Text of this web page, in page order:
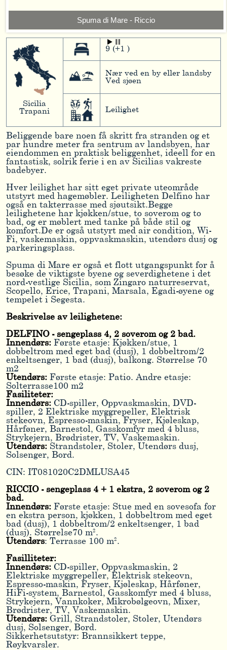
Spuma di Mare - Riccio
Sicilia
Trapani
9 (+1 )
Nær ved en by eller landsby
Ved sjøen
Leilighet
Beliggende bare noen få skritt fra stranden og et
par hundre meter fra sentrum av landsbyen, har
eiendommen en praktisk beliggenhet, ideell for en
fantastisk, solrik ferie i en av Sicilias vakreste
badebyer.
Hver leilighet har sitt eget private uteområde
utstyrt med hagemøbler. Leiligheten Delfino har
også en takterrasse med sjøutsikt.Begge
leilighetene har kjøkken/stue, to soverom og to
bad, og er møblert med tanke på både stil og
komfort.De er også utstyrt med air condition, Wi-
Fi, vaskemaskin, oppvaskmaskin, utendørs dusj og
parkeringsplass.
Spuma di Mare er også et flott utgangspunkt for å
besøke de viktigste byene og severdighetene i det
nord-vestlige Sicilia, som Zingaro naturreservat,
Scopello, Erice, Trapani, Marsala, Egadi-øyene og
tempelet i Segesta.
Beskrivelse av leilighetene:
DELFINO - sengeplass 4, 2 soverom og 2 bad.
Innendørs:Første etasje: Kjøkken/stue, 1
dobbeltrom med eget bad (dusj), 1 dobbeltrom/2
enkeltsenger, 1 bad (dusj), balkong. Størrelse 70
m2
Utendørs:Første etasje: Patio. Andre etasje:
Solterrasse100 m2
Fasiliteter:
Innendørs:CD-spiller, Oppvaskmaskin, DVD-
spiller, 2 Elektriske myggrepeller, Elektrisk
stekeovn, Espresso-maskin, Fryser, Kjøleskap,
Hårføner, Barnestol, Gasskomfyr med 4 bluss,
Strykejern, Brødrister, TV, Vaskemaskin.
Utendørs:Strandstoler, Stoler, Utendørs dusj,
Solsenger, Bord.
CIN: IT081020C2DMLUSA45
RICCIO - sengeplass 4 + 1 ekstra, 2 soverom og 2
bad.
Innendørs:Første etasje: Stue med en sovesofa for
en ekstra person, kjøkken, 1 dobbeltrom med eget
bad (dusj), 1 dobbeltrom/2 enkeltsenger, 1 bad
(dusj). Størrelse70 m².
Utendørs: Terrasse 100 m².
Fasilliteter:
Innendørs:CD-spiller, Oppvaskmaskin, 2
Elektriske myggrepeller, Elektrisk stekeovn,
Espresso-maskin, Fryser, Kjøleskap, Hårføner,
HiFi-system, Barnestol, Gasskomfyr med 4 bluss,
Strykejern, Vannkoker, Mikrobølgeovn, Mixer,
Brødrister, TV, Vaskemaskin.
Utendørs:Grill, Strandstoler, Stoler, Utendørs
dusj, Solsenger, Bord.
Sikkerhetsutstyr: Brannsikkert teppe,
Røykvarsler.